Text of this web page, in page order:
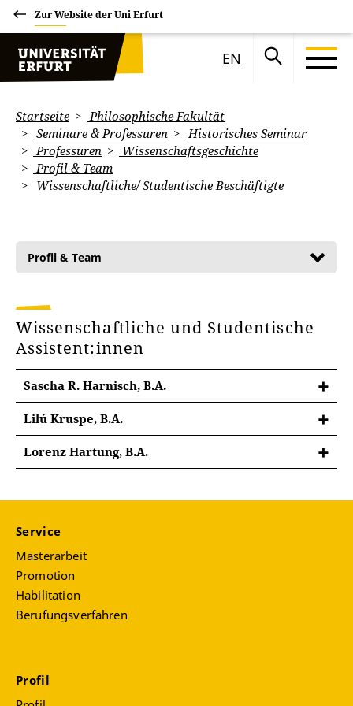
Zur Website der Uni Erfurt
EN
Startseite
Philosophische Fakultät
Seminare & Professuren
Historisches Seminar
Professuren
Wissenschaftsgeschichte
Profil & Team
Wissenschaftliche/ Studentische Beschäftigte
Profil & Team
Wissenschaftliche und Studentische
Assistent:innen
Sascha R. Harnisch, B.A.
Lilú Kruspe, B.A.
lilu.kruspe@uni-erfurt.de
Lorenz Hartung, B.A.
Service
Masterarbeit
Promotion
Habilitation
Berufungsverfahren
Profil